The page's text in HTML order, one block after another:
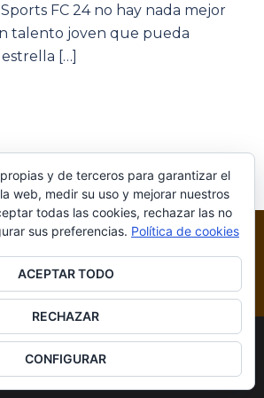
FC 24 no hay nada mejor
talento joven que pueda
[…]
Funciona gracias a
Sydney
y de terceros para garantizar el
web, medir su uso y mejorar nuestros
todas las cookies, rechazar las no
sus preferencias. Política de cookies
ACEPTAR TODO
RECHAZAR
CONFIGURAR